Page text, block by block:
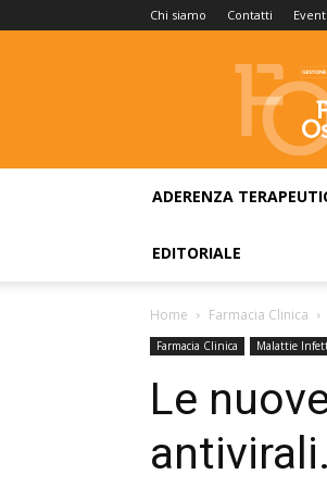
Chi siamo Contatti Eventi
Farmacia
Ospedaliera
ADERENZA
EDITORIALE
Home Farmacia Clinica
Farmacia Clinica Malattie
Le